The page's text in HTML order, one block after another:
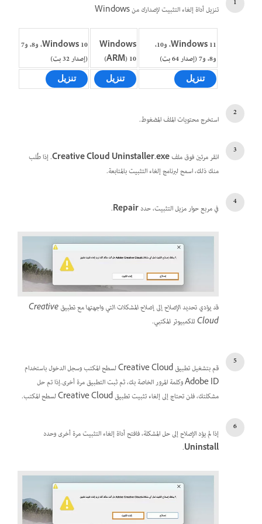
تنزيل أداة إلغاء التثبيت لإصدارك من Windows
Windows 11، و10،
و8، و7 (إصدار 64 بت)
Windows
10‏ (ARM)
Windows 10،‏ و8، و7
(إصدار 32 بت)
تنزيل تنزيل تنزيل
استخرج محتويات الملف المضغوط.
انقر مرتين فوق ملفCreative Cloud Uninstaller.exe. إذا طُلب
منك ذلك، اسمح لبرنامج إلغاء التثبيت بالمتابعة.
في مربع حوار مزيل التثبيت، حددRepair
.
قد يؤدي تحديد الإصلاح إلى إصلاح المشكلات التي واجهتها مع تطبيق Creative
Cloud للكمبيوتر المكتبي.
قم بتشغيل تطبيق Creative Cloud لسطح المكتب وسجل الدخول باستخدام
Adobe ID وكلمة المرور الخاصة بك، ثم ثبت التطبيق مرة أخرى.إذا تم حل
مشكلتك، فلن تحتاج إلى إلغاء تثبيت تطبيق Creative Cloud لسطح المكتب.
إذا لم يؤد الإصلاح إلى حل المشكلة، فافتح أداة إلغاء التثبيت مرة أخرى وحدد
Uninstall
.